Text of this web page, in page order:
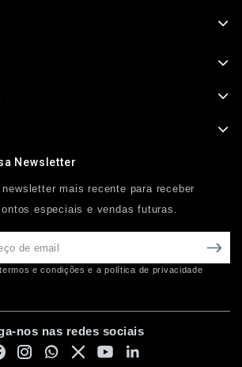
Newsletter
mais recente para receber
especiais e vendas futuras.
e condições e a política de privacidade
nos nas redes sociais